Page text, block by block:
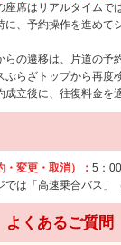
座席はリアルタイムで
に、予約操作を進めて
らの遷移は、片道の予
ぷらざトップから再度
成立後に、往復料金を
・変更・取消）： 5：
では「高速乗合バス」
くあるご質問